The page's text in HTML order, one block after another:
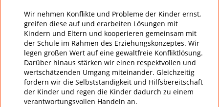
Wir nehmen Konflikte und Probleme der Kinder ernst,
greifen diese auf und erarbeiten Lösungen mit
Kindern und Eltern und kooperieren gemeinsam mit
der Schule im Rahmen des Erziehungskonzeptes. Wir
legen großen Wert auf eine gewaltfreie Konfliktlösung.
Darüber hinaus stärken wir einen respektvollen und
wertschätzenden Umgang miteinander. Gleichzeitig
fordern wir die Selbstständigkeit und Hilfsbereitschaft
der Kinder und regen die Kinder dadurch zu einem
verantwortungsvollen Handeln an.